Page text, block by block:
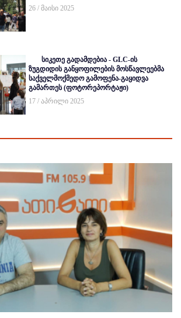
26 / მაისი 2025
სიკეთე გადამდებია - GLC-ის
ზუგდიდის განყოფილების მოსწავლეებმა
საქველმოქმედო გამოფენა-გაყიდვა
გამართეს (ფოტორეპორტაჟი)
17 / აპრილი 2025